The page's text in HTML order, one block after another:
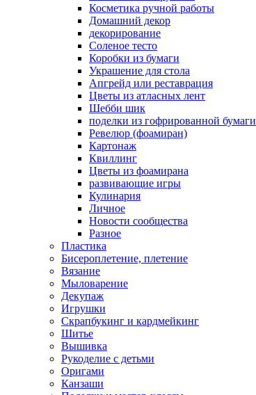
Косметика ручной работы
Домашний декор
декорирование
Соленое тесто
Коробки из бумаги
Украшение для стола
Апгрейд или реставрация
Цветы из атласных лент
Шебби шик
поделки из гофрированной бумаги
Ревелюр (фоамиран)
Картонаж
Квиллинг
Цветы из фоамирана
развивающие игры
Кулинария
Личное
Новости сообщества
Разное
Пластика
Бисероплетение, плетение
Вязание
Мыловарение
Декупаж
Игрушки
Скрапбукинг и кардмейкинг
Шитье
Вышивка
Рукоделие с детьми
Оригами
Канзаши